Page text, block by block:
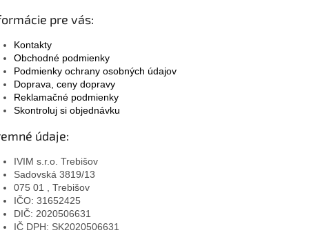
pre vás:
Kontakty
Obchodné podmienky
Podmienky ochrany osobných údajov
Doprava, ceny dopravy
Reklamačné podmienky
Skontroluj si objednávku
údaje:
IVIM s.r.o. Trebišov
Sadovská 3819/13
075 01 , Trebišov
IČO: 31652425
DIČ: 2020506631
IČ DPH: SK2020506631